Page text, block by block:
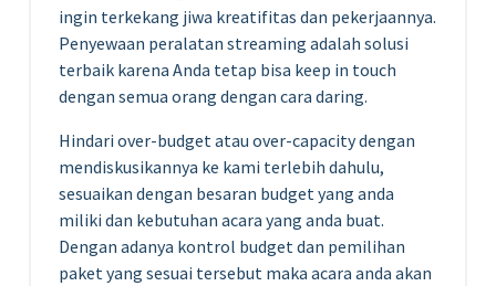
ingin terkekang jiwa kreatifitas dan pekerjaannya.
Penyewaan peralatan streaming adalah solusi
terbaik karena Anda tetap bisa keep in touch
dengan semua orang dengan cara daring.
Hindari over-budget atau over-capacity dengan
mendiskusikannya ke kami terlebih dahulu,
sesuaikan dengan besaran budget yang anda
miliki dan kebutuhan acara yang anda buat.
Dengan adanya kontrol budget dan pemilihan
paket yang sesuai tersebut maka acara anda akan